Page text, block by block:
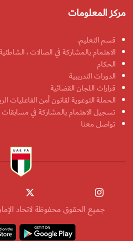
مركز المعلومات
قسم التعليم.
الاهتمام بالمشاركة في الصالات ،
الحكام
الدورات التدريبية
قرارات اللجان القضائية
الحملة التوعوية لقانون أمن الفاعليات
تسجيل الاهتمام بالمشاركة في مسابقات
تواصل معنا
جميع الحقوق محفوظة لاتحاد